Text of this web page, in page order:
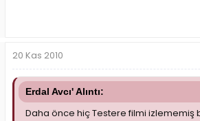
20 Kas 2010
Erdal Avcı' Alıntı:
Daha önce hiç Testere filmi izlememiş